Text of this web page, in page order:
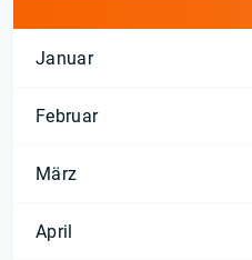
Januar
Februar
März
April